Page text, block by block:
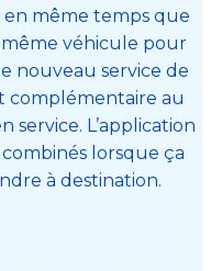
même temps que
véhicule pour
nouveau service de
complémentaire au
service. L’application
lorsque ça
à destination.